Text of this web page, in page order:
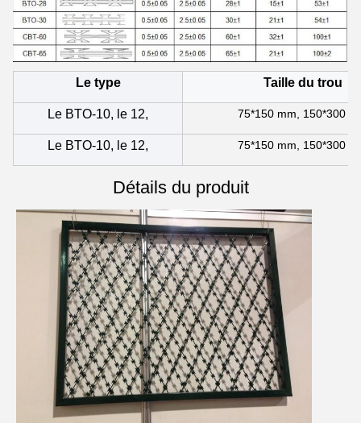
Le type Taille du trou
Le BTO-10, le 12, 75*150 mm, 150*300
Le BTO-10, le 12, 75*150 mm, 150*300
Détails du produit